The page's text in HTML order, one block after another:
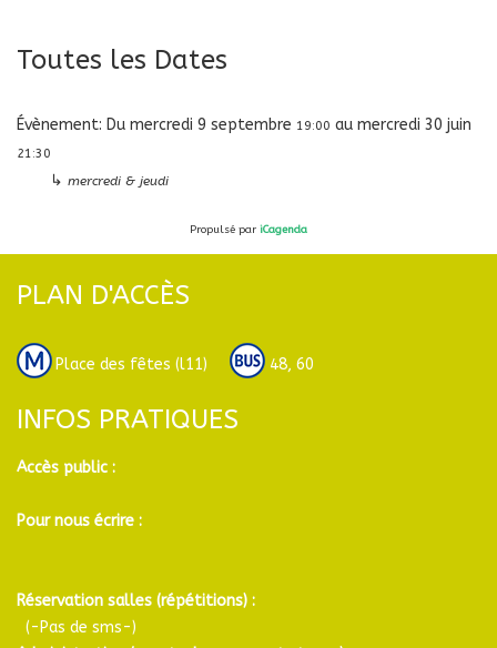
Toutes les Dates
Évènement: Du mercredi 9 septembre 19:00 au mercredi 30 juin
21:30
↳ mercredi & jeudi
Propulsé par iCagenda
PLAN D'ACCÈS
Place des fêtes (l11) 48, 60
INFOS PRATIQUES
Accès public :
Pour nous écrire :
Réservation salles (répétitions) :
(-Pas de sms-)